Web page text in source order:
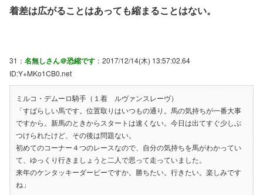
着差は広がることはあっても縮まることはない。
31： 名無しさん＠恐縮です ：2017/12/14(木) 13:57:02.64
ID:Y+MKo1CB0.net
ミルコ・デムーロ騎手（１着 ルヴァンスレーヴ）
「すばらしい馬です。位置取りはいつもの通り。馬の気持ちが一番大事
ですから。新馬のときからスタートは速くない。今日は出てすぐ少しぶ
つけられたけど、その後は問題ない。
初めてのコーナー４つのレースなので、自分の気持ちを馬がわかってい
て、ゆっくり行きましょうと二人で思って走っていました。
来年のケンタッキーダービーですか。勝ちたい。行きたい。楽しみです
ね」